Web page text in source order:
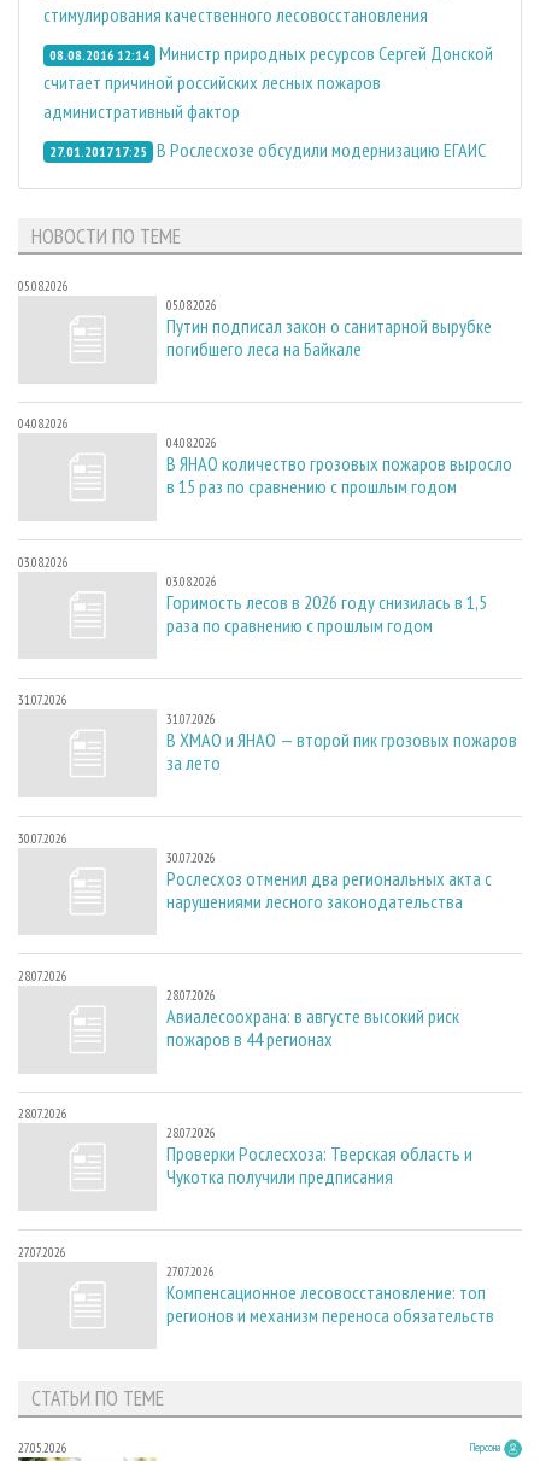
стимулирования качественного лесовосстановления
08.08.2016 12:14 Министр природных ресурсов Сергей Донской
считает причиной российских лесных пожаров
административный фактор
27.01.2017 17:25 В Рослесхозе обсудили модернизацию ЕГАИС
НОВОСТИ ПО ТЕМЕ
05.08.2026
05.08.2026
Путин подписал закон о санитарной вырубке
погибшего леса на Байкале
04.08.2026
04.08.2026
В ЯНАО количество грозовых пожаров выросло
в 15 раз по сравнению с прошлым годом
03.08.2026
03.08.2026
Горимость лесов в 2026 году снизилась в 1,5
раза по сравнению с прошлым годом
31.07.2026
31.07.2026
В ХМАО и ЯНАО — второй пик грозовых пожаров
за лето
30.07.2026
30.07.2026
Рослесхоз отменил два региональных акта с
нарушениями лесного законодательства
28.07.2026
28.07.2026
Авиалесоохрана: в августе высокий риск
пожаров в 44 регионах
28.07.2026
28.07.2026
Проверки Рослесхоза: Тверская область и
Чукотка получили предписания
27.07.2026
27.07.2026
Компенсационное лесовосстановление: топ
регионов и механизм переноса обязательств
СТАТЬИ ПО ТЕМЕ
27.05.2026 Персона